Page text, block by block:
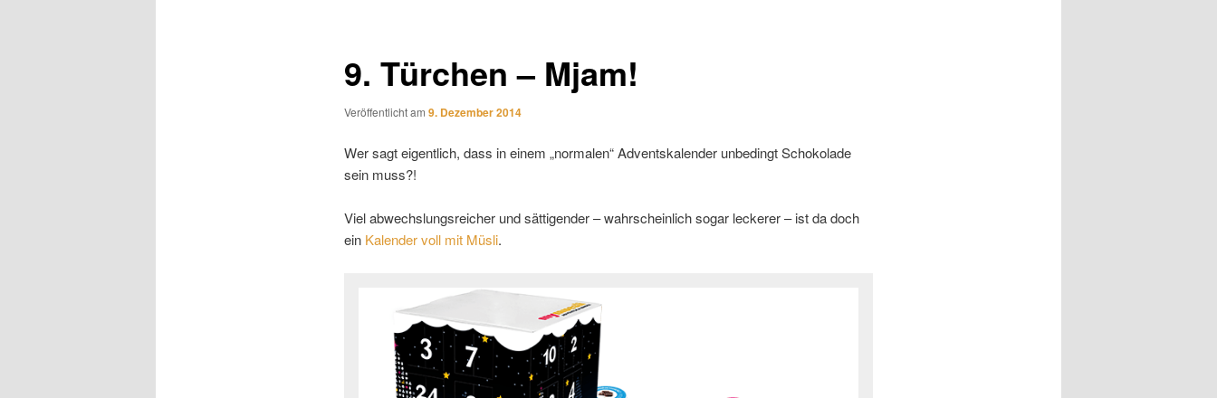
9. Türchen – Mjam!
Veröffentlicht am 9. Dezember 2014
Wer sagt eigentlich, dass in einem „normalen“ Adventskalender unbedingt Schokolade
sein muss?!
Viel abwechslungsreicher und sättigender – wahrscheinlich sogar leckerer – ist da doch
ein Kalender voll mit Müsli.